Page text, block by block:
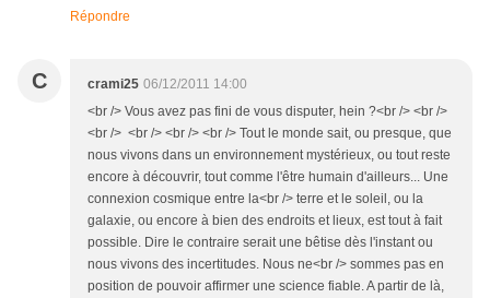
Répondre
C crami25 06/12/2011 14:00
<br /> Vous avez pas fini de vous disputer, hein ?<br /> <br />
<br /> <br /> <br /> <br /> Tout le monde sait, ou presque, que
nous vivons dans un environnement mystérieux, ou tout reste
encore à découvrir, tout comme l'être humain d'ailleurs... Une
connexion cosmique entre la<br /> terre et le soleil, ou la
galaxie, ou encore à bien des endroits et lieux, est tout à fait
possible. Dire le contraire serait une bêtise dès l'instant ou
nous vivons des incertitudes. Nous ne<br /> sommes pas en
position de pouvoir affirmer une science fiable. A partir de là,